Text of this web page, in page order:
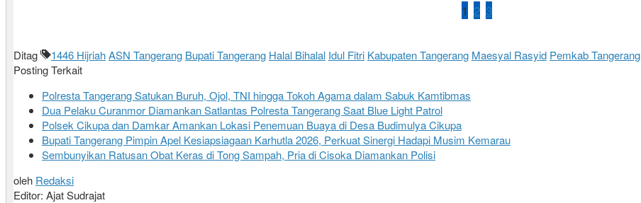
1 2 3
Ditag 1446 HijriahASN Tangerang Bupati Tangerang Halal Bihalal Idul Fitri Kabupaten Tangerang Maesyal Rasyid Pemkab Tangerang
Posting Terkait
Polresta Tangerang Satukan Buruh, Ojol, TNI hingga Tokoh Agama dalam Sabuk Kamtibmas
Dua Pelaku Curanmor Diamankan Satlantas Polresta Tangerang Saat Blue Light Patrol
Polsek Cikupa dan Damkar Amankan Lokasi Penemuan Buaya di Desa Budimulya Cikupa
Bupati Tangerang Pimpin Apel Kesiapsiagaan Karhutla 2026, Perkuat Sinergi Hadapi Musim Kemarau
Sembunyikan Ratusan Obat Keras di Tong Sampah, Pria di Cisoka Diamankan Polisi
oleh Redaksi
Editor: Ajat Sudrajat